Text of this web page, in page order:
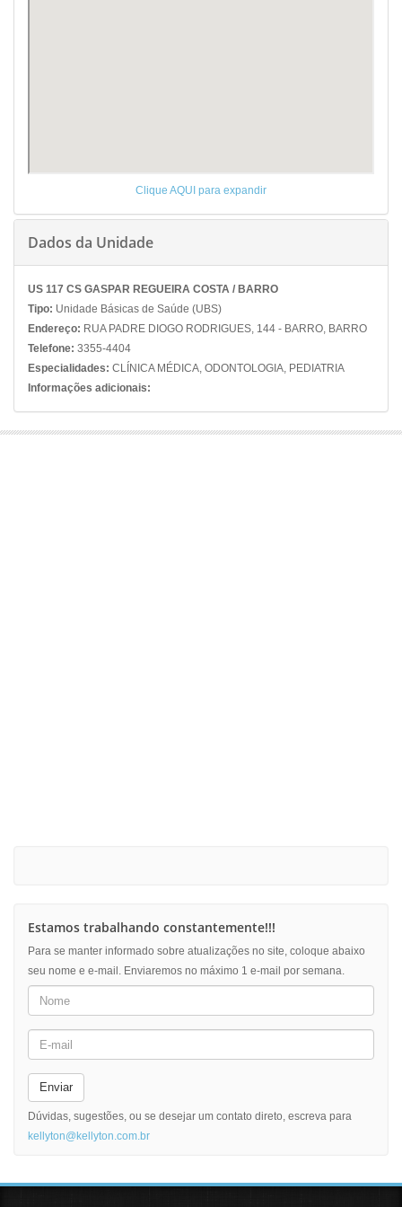
Clique AQUI para expandir
Dados da Unidade
US 117 CS GASPAR REGUEIRA COSTA / BARRO
Tipo: Unidade Básicas de Saúde (UBS)
Endereço: RUA PADRE DIOGO RODRIGUES, 144 - BARRO, BARRO
Telefone: 3355-4404
Especialidades: CLÍNICA MÉDICA, ODONTOLOGIA, PEDIATRIA
Informações adicionais:
Estamos trabalhando constantemente!!!
Para se manter informado sobre atualizações no site, coloque abaixo
seu nome e e-mail. Enviaremos no máximo 1 e-mail por semana.
Enviar
Dúvidas, sugestões, ou se desejar um contato direto, escreva para
kellyton@kellyton.com.br